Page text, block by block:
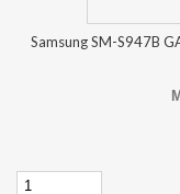
Samsung SM-S947B